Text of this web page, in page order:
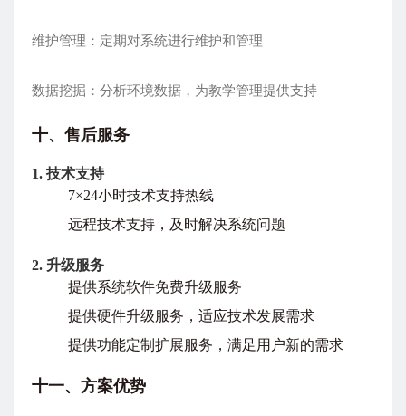
维护管理：定期对系统进行维护和管理
数据挖掘：分析环境数据，为教学管理提供支持
十、售后服务
1. 技术支持
7×24小时技术支持热线
远程技术支持，及时解决系统问题
2. 升级服务
提供系统软件免费升级服务
提供硬件升级服务，适应技术发展需求
提供功能定制扩展服务，满足用户新的需求
十一、方案优势